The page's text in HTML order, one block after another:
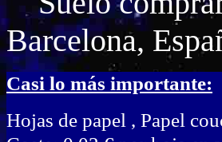
Barcelona,
Casi lo más importante:
Hojas de papel , Papel